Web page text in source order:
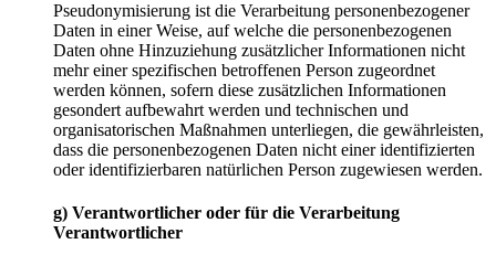
Pseudonymisierung ist die Verarbeitung personenbezogener
Daten in einer Weise, auf welche die personenbezogenen
Daten ohne Hinzuziehung zusätzlicher Informationen nicht
mehr einer spezifischen betroffenen Person zugeordnet
werden können, sofern diese zusätzlichen Informationen
gesondert aufbewahrt werden und technischen und
organisatorischen Maßnahmen unterliegen, die gewährleisten,
dass die personenbezogenen Daten nicht einer identifizierten
oder identifizierbaren natürlichen Person zugewiesen werden.
g) Verantwortlicher oder für die Verarbeitung
Verantwortlicher